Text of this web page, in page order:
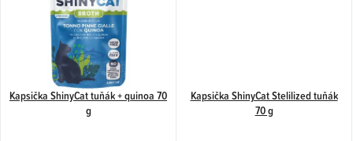
Kapsička ShinyCat tuňák + quinoa 70
g
Kapsička ShinyCat Stelilized tuňák
70 g